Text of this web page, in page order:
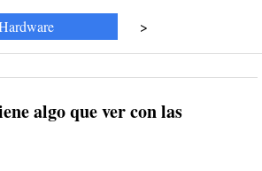
>
algo que ver con las